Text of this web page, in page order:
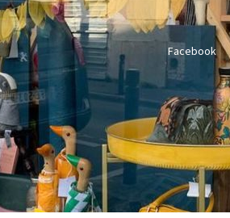
Facebook